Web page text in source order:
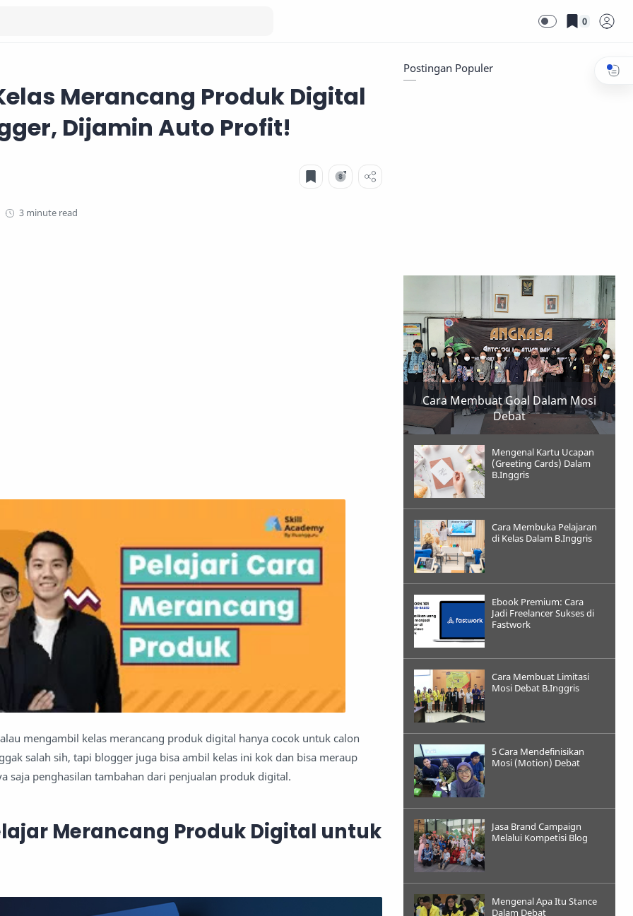
0
Merancang Produk Digital
Dijamin Auto Profit!
3 minute read
mengambil kelas merancang produk digital hanya cocok untuk calon
salah sih, tapi blogger juga bisa ambil kelas ini kok dan bisa meraup
saja penghasilan tambahan dari penjualan produk digital.
Merancang Produk Digital untuk
Postingan Populer
Cara Membuat Goal Dalam Mosi
Debat
Mengenal Kartu Ucapan
(Greeting Cards) Dalam
B.Inggris
Cara Membuka Pelajaran
di Kelas Dalam B.Inggris
Ebook Premium: Cara
Jadi Freelancer Sukses di
Fastwork
Cara Membuat Limitasi
Mosi Debat B.Inggris
5 Cara Mendefinisikan
Mosi (Motion) Debat
Jasa Brand Campaign
Melalui Kompetisi Blog
Mengenal Apa Itu Stance
Dalam Debat